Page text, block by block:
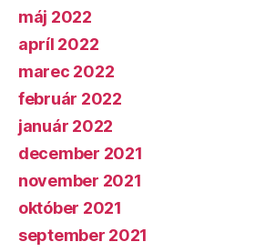
máj 2022
apríl 2022
marec 2022
február 2022
január 2022
december 2021
november 2021
október 2021
september 2021